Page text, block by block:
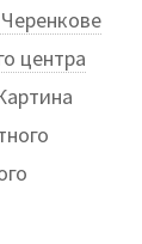
центра